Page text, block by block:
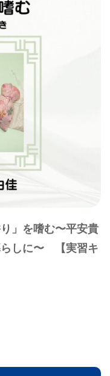
」を嗜む〜平安貴
らしに〜 【実習キ